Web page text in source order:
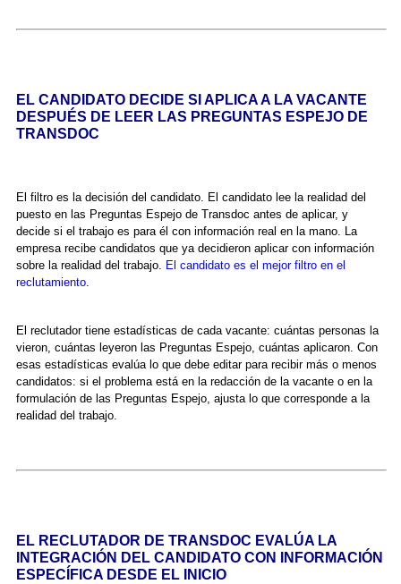
EL CANDIDATO DECIDE SI APLICA A LA VACANTE
DESPUÉS DE LEER LAS PREGUNTAS ESPEJO DE
TRANSDOC
El filtro es la decisión del candidato. El candidato lee la realidad del
puesto en las Preguntas Espejo de Transdoc antes de aplicar, y
decide si el trabajo es para él con información real en la mano. La
empresa recibe candidatos que ya decidieron aplicar con información
sobre la realidad del trabajo. El candidato es el mejor filtro en el
reclutamiento.
El reclutador tiene estadísticas de cada vacante: cuántas personas la
vieron, cuántas leyeron las Preguntas Espejo, cuántas aplicaron. Con
esas estadísticas evalúa lo que debe editar para recibir más o menos
candidatos: si el problema está en la redacción de la vacante o en la
formulación de las Preguntas Espejo, ajusta lo que corresponde a la
realidad del trabajo.
EL RECLUTADOR DE TRANSDOC EVALÚA LA
INTEGRACIÓN DEL CANDIDATO CON INFORMACIÓN
ESPECÍFICA DESDE EL INICIO